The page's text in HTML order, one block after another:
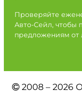
Проверяйте
Авто-Сейл, чтобы
предложениям от
2008 – 2026